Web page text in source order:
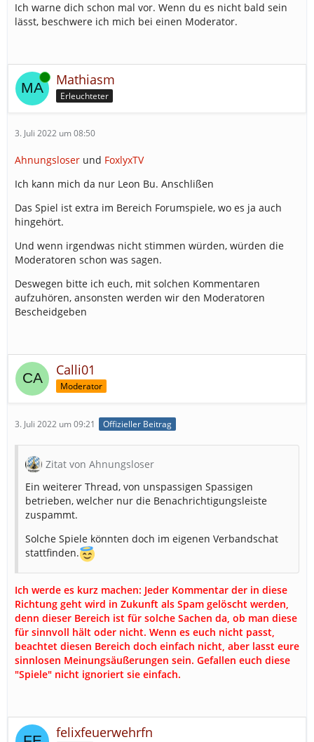
Ich warne dich schon mal vor. Wenn du es nicht bald sein
lässt, beschwere ich mich bei einen Moderator.
Online Mathiasm
Erleuchteter
3. Juli 2022 um 08:50
Ahnungsloser und FoxlyxTV
Ich kann mich da nur Leon Bu. Anschlißen
Das Spiel ist extra im Bereich Forumspiele, wo es ja auch
hingehört.
Und wenn irgendwas nicht stimmen würden, würden die
Moderatoren schon was sagen.
Deswegen bitte ich euch, mit solchen Kommentaren
aufzuhören, ansonsten werden wir den Moderatoren
Bescheidgeben
Calli01
Moderator
3. Juli 2022 um 09:21 Offizieller Beitrag
Zitat von Ahnungsloser
Ein weiterer Thread, von unspassigen Spassigen
betrieben, welcher nur die Benachrichtigungsleiste
zuspammt.
Solche Spiele könnten doch im eigenen Verbandschat
stattfinden.
Ich werde es kurz machen: Jeder Kommentar der in diese
Richtung geht wird in Zukunft als Spam gelöscht werden,
denn dieser Bereich ist für solche Sachen da, ob man diese
für sinnvoll hält oder nicht. Wenn es euch nicht passt,
beachtet diesen Bereich doch einfach nicht, aber lasst eure
sinnlosen Meinungsäußerungen sein. Gefallen euch diese
"Spiele" nicht ignoriert sie einfach.
felixfeuerwehrfn